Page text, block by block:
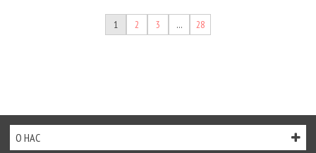
1 2 3 … 28
О НАС